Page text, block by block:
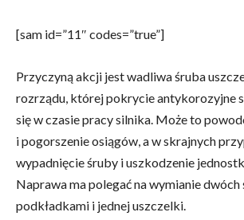
[sam id=”11″ codes=”true”]
Przyczyną akcji jest wadliwa śruba
rozrządu, której pokrycie antykorozyjne
się w czasie pracy silnika. Może to
i pogorszenie osiągów, a w skrajnych
wypadnięcie śruby i uszkodzenie
Naprawa ma polegać na wymianie
podkładkami i jednej uszczelki.